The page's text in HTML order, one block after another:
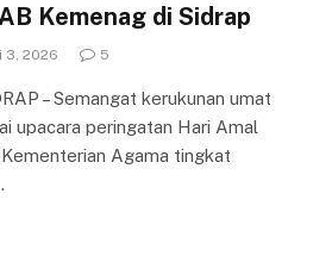
Kemenag di Sidrap
3, 2026 5
– Semangat kerukunan umat
upacara peringatan Hari Amal
Agama tingkat